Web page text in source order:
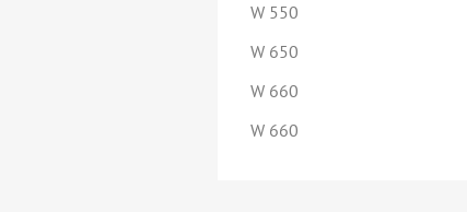
W 550
W 650
W 660
W 660